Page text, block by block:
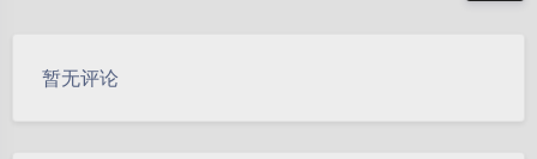
暂无评论